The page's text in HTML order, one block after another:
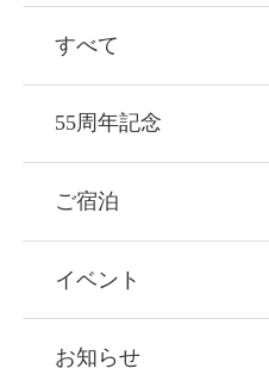
すべて
55周年記念
ご宿泊
イベント
お知らせ